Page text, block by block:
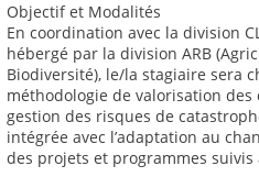
Objectif et Modalités
En coordination avec la division
hébergé par la division ARB
Biodiversité), le/la stagiaire sera
méthodologie de valorisation
gestion des risques de
intégrée avec l’adaptation au
des projets et programmes